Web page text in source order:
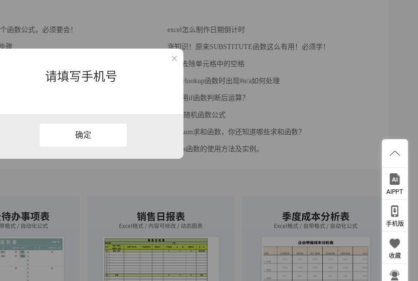
函数公式，必须要会！
骤
法
函数，解决Excel大部分数据难题
汇总
及实例
excel怎么制作日期倒计时
涨知识！原来SUBSTITUTE函数这么有用！必须学！
如何去除单元格中的空格
使用vlookup函数时出现#n/a如何处理
怎么用if函数判断后运算？
Excel随机函数公式
除了sum求和函数，你还知道哪些求和函数？
sumifs函数的使用方法及实例。
AIPPT
手机版
收藏
请填写手机号
确定